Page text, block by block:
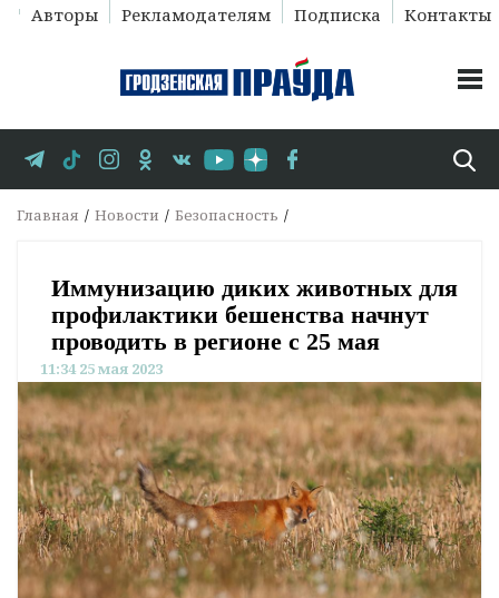
Авторы Рекламодателям Подписка Контакты
Главная Новости Безопасность
Иммунизацию диких животных для
профилактики бешенства начнут
проводить в регионе с 25 мая
11:34 25 мая 2023